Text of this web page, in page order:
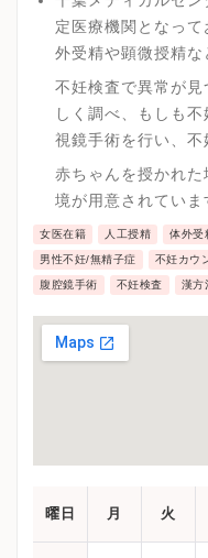
定医療機関となっ
外受精や顕微授精な
不妊検査で異常が
しく調べ、もしも
視鏡手術を行い、不
療が行えます。
赤ちゃんを授かれ
境が用意されていま
女医在籍 人工授精 体外受
男性不妊/無精子症 不妊カウ
腹腔鏡手術 不妊検査 漢方
曜日 月 火